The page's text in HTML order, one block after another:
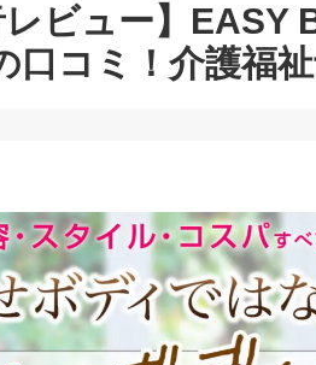
レビュー】
口コミ！介護福